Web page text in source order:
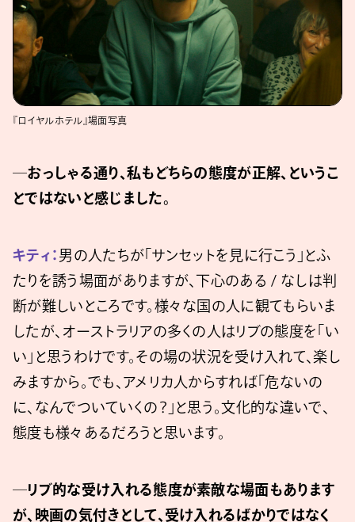
『ロイヤルホテル』場面写真
─おっしゃる通り、私もどちらの態度が正解、というこ
とではないと感じました。
キティ： 男の人たちが「サンセットを見に行こう」とふ
たりを誘う場面がありますが、下心のある / なしは判
断が難しいところです。様々な国の人に観てもらいま
したが、オーストラリアの多くの人はリブの態度を「い
い」と思うわけです。その場の状況を受け入れて、楽し
みますから。でも、アメリカ人からすれば「危ないの
に、なんでついていくの？」と思う。文化的な違いで、
態度も様々あるだろうと思います。
─リブ的な受け入れる態度が素敵な場面もあります
が、映画の気付きとして、受け入れるばかりではなく